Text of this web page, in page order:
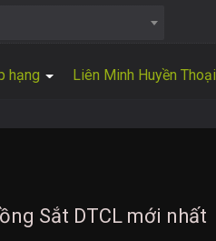
hạng Liên Minh Huyền Thoại
Sắt DTCL mới nhất